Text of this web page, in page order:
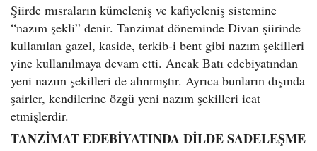
Şiirde mısraların kümeleniş ve kafiyeleniş sistemine
“nazım şekli” denir. Tanzimat döneminde Divan şiirinde
kullanılan gazel, kaside, terkib-i bent gibi nazım şekilleri
yine kullanılmaya devam etti. Ancak Batı edebiyatından
yeni nazım şekilleri de alınmıştır. Ayrıca bunların dışında
şairler, kendilerine özgü yeni nazım şekilleri icat
etmişlerdir.
TANZİMAT EDEBİYATINDA DİLDE SADELEŞME